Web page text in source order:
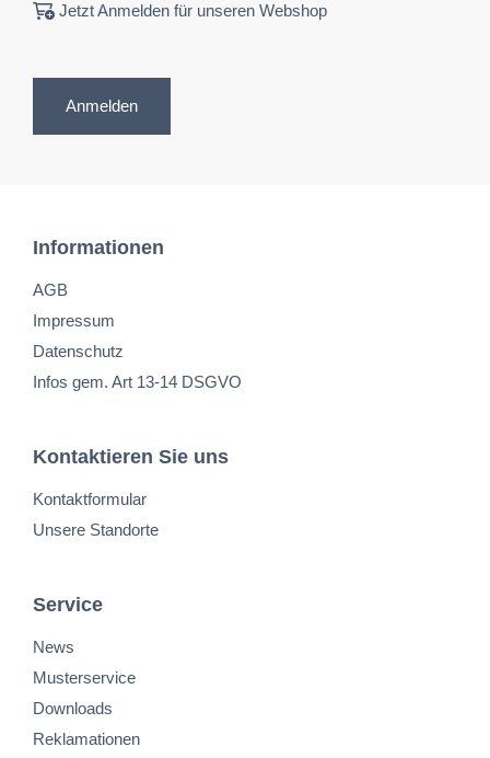
Jetzt Anmelden für unseren Webshop
Anmelden
Informationen
AGB
Impressum
Datenschutz
Infos gem. Art 13-14 DSGVO
Kontaktieren Sie uns
Kontaktformular
Unsere Standorte
Service
News
Musterservice
Downloads
Reklamationen